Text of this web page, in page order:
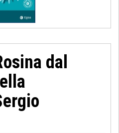
dal